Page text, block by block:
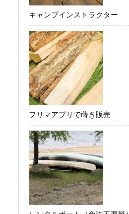
キャンプインストラクター
フリマアプリで蒔き販売